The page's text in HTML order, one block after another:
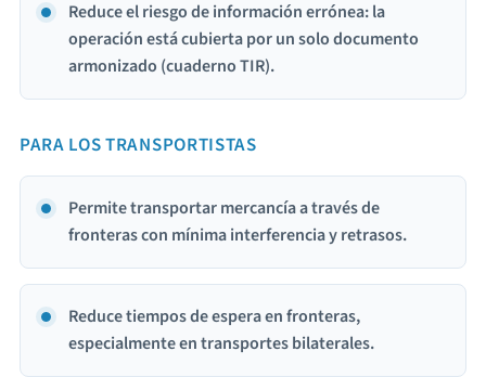
Reduce el riesgo de información errónea: la
operación está cubierta por un solo documento
armonizado (cuaderno TIR).
PARA LOS TRANSPORTISTAS
Permite transportar mercancía a través de
fronteras con mínima interferencia y retrasos.
Reduce tiempos de espera en fronteras,
especialmente en transportes bilaterales.